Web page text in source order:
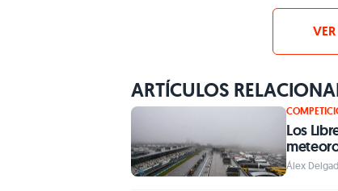
ARTÍCULOS
Los
Álex